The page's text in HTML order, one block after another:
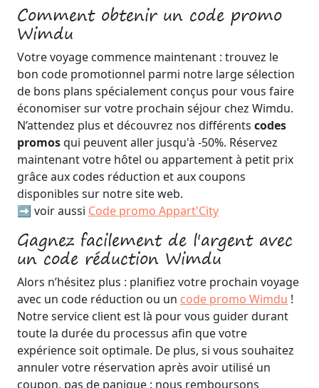
Comment obtenir un code promo
Wimdu
Votre voyage commence maintenant : trouvez le
bon code promotionnel parmi notre large sélection
de bons plans spécialement conçus pour vous faire
économiser sur votre prochain séjour chez Wimdu.
N’attendez plus et découvrez nos différents codes
promosqui peuvent aller jusqu'à -50%. Réservez
maintenant votre hôtel ou appartement à petit prix
grâce aux codes réduction et aux coupons
disponibles sur notre site web.
➡️ voir aussi Code promo Appart'City
Gagnez facilement de l'argent avec
un code réduction Wimdu
Alors n’hésitez plus : planifiez votre prochain voyage
avec un code réduction ou un code promo Wimdu !
Notre service client est là pour vous guider durant
toute la durée du processus afin que votre
expérience soit optimale. De plus, si vous souhaitez
annuler votre réservation après avoir utilisé un
coupon, pas de panique : nous remboursons